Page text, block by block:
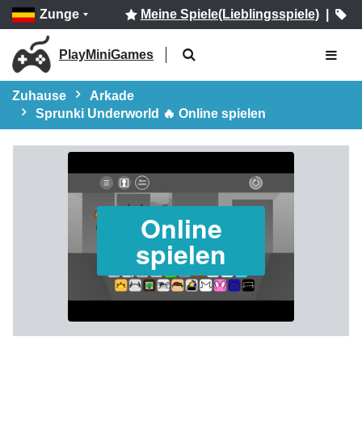
Zunge Meine Spiele(Lieblingsspiele)|
PlayMiniGames
Zuhause
Arkade
Sprunki Underworld 🔥 Online spielen
Online
spielen